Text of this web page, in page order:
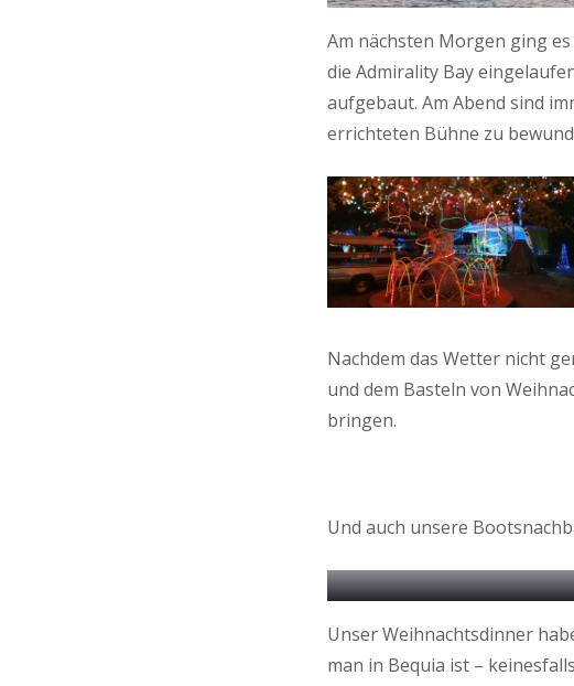
Am nächsten Morgen ging
die Admirality Bay
aufgebaut. Am Abend sind
errichteten Bühne zu
Nachdem das Wetter nicht
und dem Basteln von
bringen.
Und auch unsere
Unser Weihnachtsdinner
man in Bequia ist –